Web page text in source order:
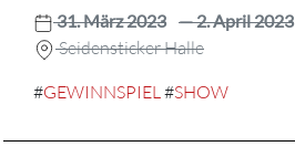
31. März 2023 — 2. April 2023
Seidensticker Halle
#GEWINNSPIEL#SHOW